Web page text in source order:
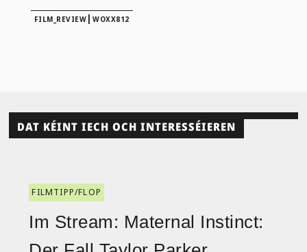
FILM_REVIEW |WOXX812
DAT KÉINT IECH OCH INTERESSÉIEREN
FILMTIPP/FLOP
Im Stream: Maternal Instinct: